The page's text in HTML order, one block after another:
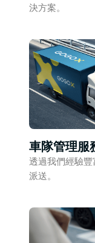
決方案。
車隊管理服
透過我們經驗
派送。